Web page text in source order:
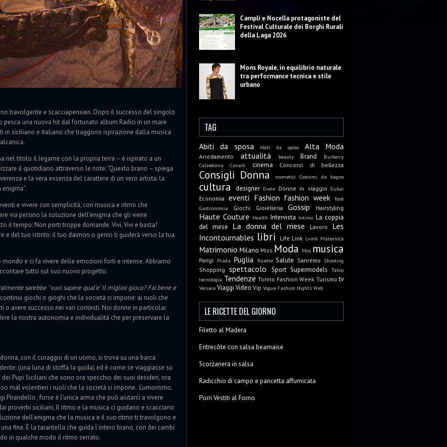
travolgente e scacciapensieri. Dopo il successo del singolo
pesca una nuova hit dal fortunato album Radici in un mare
in siciliano e italiano che traggono ispirazione dalla musica
nel titolo il legame con la propria terra – è ispirato a un
il quotidiano attraverso le note: “Questo brano – spiega
e la vera essenza del carattere di un vero artista: la
e vivere con semplicità, con musica e ritmo che
via persino la soluzione dell’enigma che gli viene
il tempo: Non porti troppe domande. Vivi, Vivi e basta!
e del tuo istinto: il tuo daimon o genio ti guiderà verso la tua
e ci fa vivere delle emozioni forti e intense. Abbiamo
tutto sul suo nuovo progetto.
sarebbe ''vuoi sapere qual’e’ Il miglior gioco? Fai bene e
giochi o gioghi che la società ci impone: ai ruoli che
o avere successo nei vari contesti. Noi donne in particolar
la nostra autonomia e individualità che per preservare la
con il coraggio di un uomo, si trova su una barca
(una luna di stoffa la guida) ed é come se viaggiasse su
Pupi Siciliani che sono ora specchio dei suoi desideri, ora
mal volentieri i ruoli che la società ci impone. L’umorismo,
Pirandello , forse è l’unica arma che può aiutarci a vivere
proverbi siciliani, Il ritmo e la musica ci guidano e scacciano
dell’enigma che la musica e il suo ritmo ti travolgono e
fine. È la tarantella che guida l’intero brano, con dei cambi
in qualche modo il ritmo serrato.
Campli e Nocella protagoniste del
Festival Culturale dei Borghi Rurali
della Laga 2026
Mons Royale, in equilibrio naturale
tra performance tecnica e stile
urbano
TAG
Abiti da sposa Abiti da sposo Alta Moda
Arredamento attualità beauty Brand
Burberry
Calzedonia
Cavalli cinema Concorsi di bellezza
Consigli Donna cosmetici Costumi da bagno
cultura designer Diete Donne in viaggio Dubai
Economia eventi Fashion fashion week
food
Gastronomia
Giochi Gioielleria Gossip Hairstyling
Haute Couture Health Intervista Intimo La coppia
del mese
La donna del mese Lavoro
Les
Incontournables libri Life Link Lvmh Maternità
Matrimonio Milano Miss Moda Mos musica
Parigi Prada Puglia Ricette Salute Sanremo Shooting
Shopping spettacolo Sport Supermodels
Tatoo
tecnologia Tendenze Torino Fashion Week Turismo tv
Versace Viaggi Video Vip Vogue Fashion Night's Web
LE RICETTE DEL GIORNO
Filetto al Madera
Entrecòte con salsa bearnaise
Scorzanera in salsa
Radicchio di campo e pancetta affumicata
Porri Vestiti al Forno